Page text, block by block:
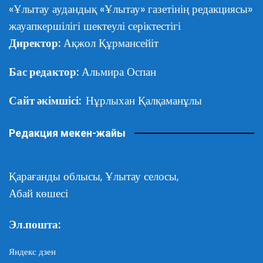
«Ұлытау аудандық «Ұлытау» газетінің редакциясы»
жауапкершілігі шектеулі серіктестігі
Директор: Ақжол Құрмансейіт
Бас редактор: Альмира Оспан
Сайт әкімшісі: Нұрлыхан Қалқаманұлы
Редакция мекен-жайы
Қарағанды облысы, Ұлытау селосы,
Абай көшесі
Эл.пошта:
Яндекс дзен